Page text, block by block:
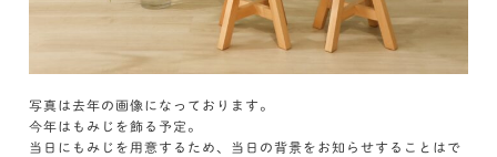
写真は去年の画像になっております。
今年はもみじを飾る予定。
当日にもみじを用意するため、当日の背景をお知らせすることはで